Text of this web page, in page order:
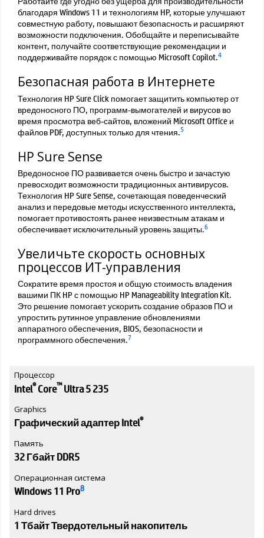
благодаря Windows 11 и технологиям HP, которые улучшают
совместную работу, повышают безопасность и расширяют
возможности подключения. Обобщайте и переписывайте
контент, получайте соответствующие рекомендации и
поддерживайте порядок с помощью Microsoft Copilot.4
Безопасная работа в Интернете
Технология HP Sure Click помогает защитить компьютер от
вредоносного ПО, программ-вымогателей и вирусов во
время просмотра веб-сайтов, вложений Microsoft Office и
файлов PDF, доступных только для чтения.5
HP Sure Sense
Вредоносное ПО развивается очень быстро и зачастую
превосходит возможности традиционных антивирусов.
Технология HP Sure Sense, сочетающая поведенческий
анализ и передовые методы искусственного интеллекта,
помогает противостоять ранее неизвестным атакам и
обеспечивает исключительный уровень защиты.6
Увеличьте скорость основных
процессов ИТ-управления
Сократите время простоя и общую стоимость владения
вашими ПК HP с помощью HP Manageability Integration Kit.
Это решение помогает ускорить создание образов ПО и
упростить рутинное управление обновлениями
аппаратного обеспечения, BIOS, безопасности и
программного обеспечения.7
Процессор
Intel®Core™Ultra 5 235
Graphics
Графический адаптер Intel®
Память
32 Гбайт DDR5
Операционная система
Windows 11 Pro8
Hard drives
1 Тбайт Твердотельный накопитель